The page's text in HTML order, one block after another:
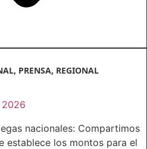
, PRENSA, REGIONAL
2026
nacionales: Compartimos
establece los montos para el